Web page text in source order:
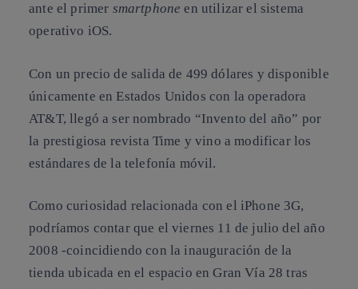
ante el primer smartphone en utilizar el sistema
operativo iOS.
Con un precio de salida de 499 dólares y disponible
únicamente en Estados Unidos con la operadora
AT&T, llegó a ser nombrado “Invento del año” por
la prestigiosa revista Time y vino a modificar los
estándares de la telefonía móvil.
Como curiosidad relacionada con el iPhone 3G,
podríamos contar que el viernes 11 de julio del año
2008 -coincidiendo con la inauguración de la
tienda ubicada en el espacio en Gran Vía 28 tras